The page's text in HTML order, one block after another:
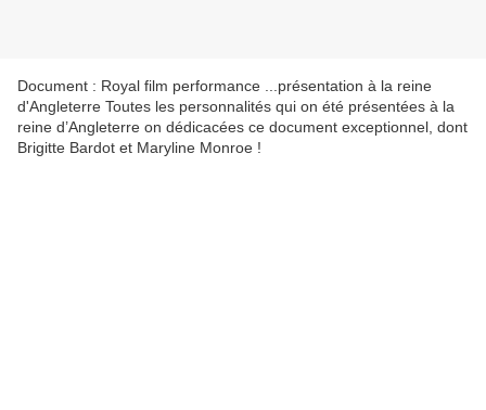
Document : Royal film performance ...présentation à la reine
d'Angleterre Toutes les personnalités qui on été présentées à la
reine d’Angleterre on dédicacées ce document exceptionnel, dont
Brigitte Bardot et Maryline Monroe !